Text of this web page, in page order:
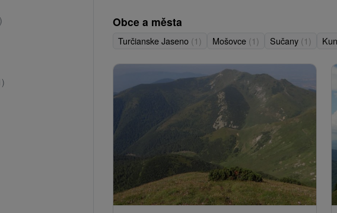
Obce a města
Turčianske Jaseno (1) Mošovce (1) Sučany (1)